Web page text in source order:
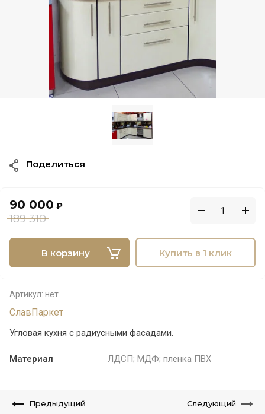
90 000 ₽
189 310
В корзину Купить в 1 клик
Артикул: нет
СлавПаркет
Угловая кухня с радиусными фасадами.
Материал ЛДСП; МДФ; пленка ПВХ
Поделиться
Предыдущий Следующий